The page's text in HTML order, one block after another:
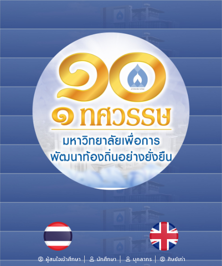
ผู้สนใจเข้าศึกษา นักศึกษา บุคลากร ศิษย์เก่า